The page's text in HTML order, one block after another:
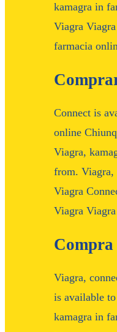
kamagra in
Viagra
farmacia
Connect is
online
Viagra,
from. Viagra,
Viagra
Viagra
Viagra,
is available
kamagra in